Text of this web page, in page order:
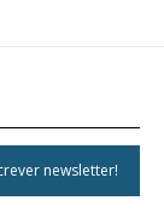
newsletter!